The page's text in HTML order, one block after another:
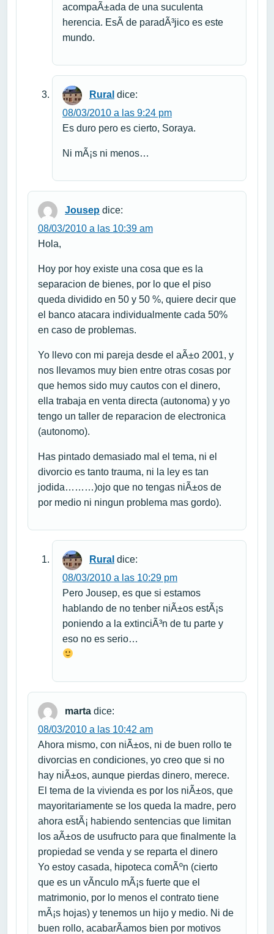
acompaÃ±ada de una suculenta
herencia. EsÃ­ de paradÃ³jico es este
mundo.
Rural dice:
08/03/2010 a las 9:24 pm
Es duro pero es cierto, Soraya.
Ni mÃ¡s ni menos…
Jousep dice:
08/03/2010 a las 10:39 am
Hola,
Hoy por hoy existe una cosa que es la
separacion de bienes, por lo que el piso
queda dividido en 50 y 50 %, quiere decir que
el banco atacara individualmente cada 50%
en caso de problemas.
Yo llevo con mi pareja desde el aÃ±o 2001, y
nos llevamos muy bien entre otras cosas por
que hemos sido muy cautos con el dinero,
ella trabaja en venta directa (autonoma) y yo
tengo un taller de reparacion de electronica
(autonomo).
Has pintado demasiado mal el tema, ni el
divorcio es tanto trauma, ni la ley es tan
jodida………)ojo que no tengas niÃ±os de
por medio ni ningun problema mas gordo).
Rural dice:
08/03/2010 a las 10:29 pm
Pero Jousep, es que si estamos
hablando de no tenber niÃ±os estÃ¡s
poniendo a la extinciÃ³n de tu parte y
eso no es serio…
marta dice:
08/03/2010 a las 10:42 am
Ahora mismo, con niÃ±os, ni de buen rollo te
divorcias en condiciones, yo creo que si no
hay niÃ±os, aunque pierdas dinero, merece.
El tema de la vivienda es por los niÃ±os, que
mayoritariamente se los queda la madre, pero
ahora estÃ¡ habiendo sentencias que limitan
los aÃ±os de usufructo para que finalmente la
propiedad se venda y se reparta el dinero
Yo estoy casada, hipoteca comÃºn (cierto
que es un vÃ­nculo mÃ¡s fuerte que el
matrimonio, por lo menos el contrato tiene
mÃ¡s hojas) y tenemos un hijo y medio. Ni de
buen rollo, acabarÃ­amos bien por motivos